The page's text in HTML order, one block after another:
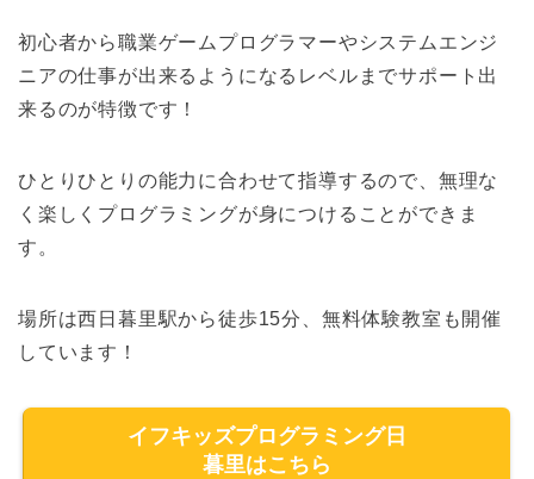
初心者から職業ゲームプログラマーやシステムエンジ
ニアの仕事が出来るようになるレベルまでサポート出
来るのが特徴です！
ひとりひとりの能力に合わせて指導するので、無理な
く楽しくプログラミングが身につけることができま
す。
場所は西日暮里駅から徒歩15分、無料体験教室も開催
しています！
イフキッズプログラミング日
暮里はこちら